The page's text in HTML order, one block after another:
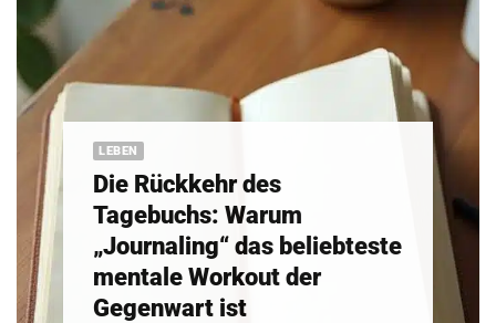
LEBEN
Die Rückkehr des
Tagebuchs: Warum
„Journaling“ das beliebteste
mentale Workout der
Gegenwart ist